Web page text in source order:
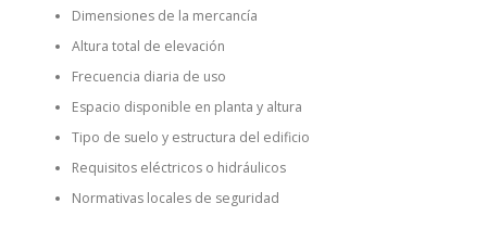
Dimensiones de la mercancía
Altura total de elevación
Frecuencia diaria de uso
Espacio disponible en planta y altura
Tipo de suelo y estructura del edificio
Requisitos eléctricos o hidráulicos
Normativas locales de seguridad